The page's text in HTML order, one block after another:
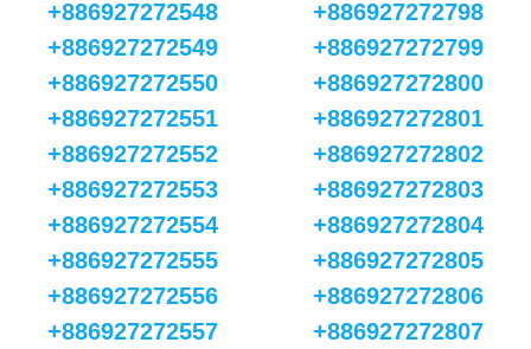
+886927272548
+886927272549
+886927272550
+886927272551
+886927272552
+886927272553
+886927272554
+886927272555
+886927272556
+886927272557
+886927272798
+886927272799
+886927272800
+886927272801
+886927272802
+886927272803
+886927272804
+886927272805
+886927272806
+886927272807